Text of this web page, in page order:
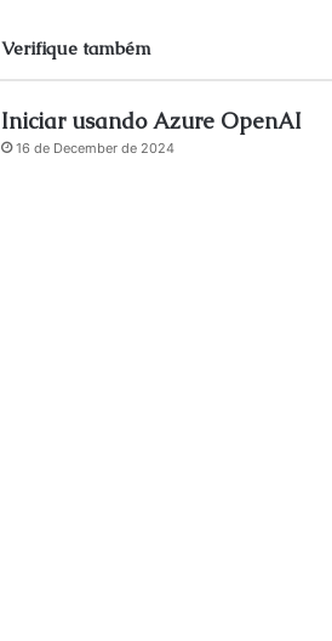
Verifique também
Iniciar usando Azure OpenAI
16 de December de 2024